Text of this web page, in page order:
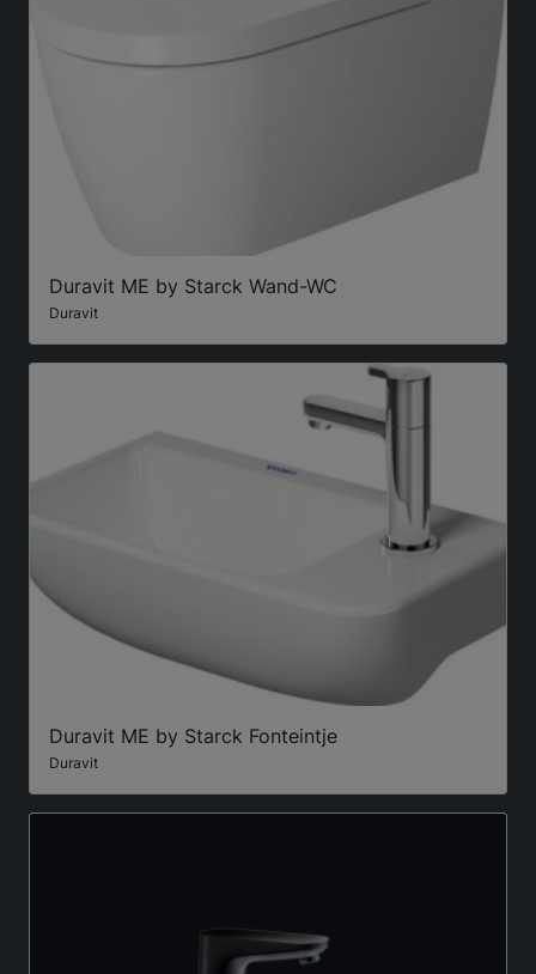
Duravit ME by Starck Wand-WC
Duravit
Duravit ME by Starck Fonteintje
Duravit